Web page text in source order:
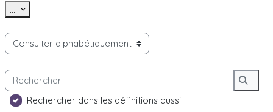
... Exporter des articles
Consulter le glossaire à l’aide de cet index
Rechercher
Rechercher dans les définitions aussi